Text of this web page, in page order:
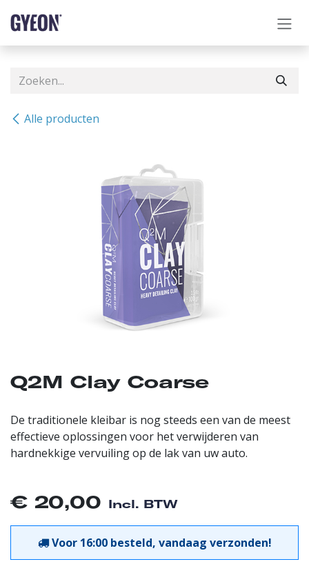
Alle producten
Q2M Clay Coarse
De traditionele kleibar is nog steeds een van de meest
effectieve oplossingen voor het verwijderen van
hardnekkige vervuiling op de lak van uw auto.
€ 20,00 Incl. BTW
Voor 16:00 besteld, vandaag verzonden!